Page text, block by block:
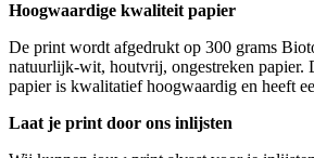
Hoogwaardige kwaliteit papier
De print wordt afgedrukt op 300 grams
natuurlijk-wit, houtvrij, ongestreken papier.
papier is kwalitatief hoogwaardig en heeft
Laat je print door ons inlijsten